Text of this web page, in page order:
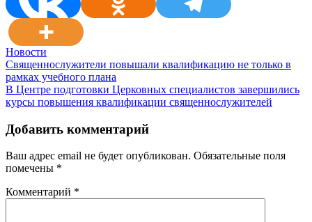
Новости
Навигация
по
записям
Священнослужители повышали квалификацию не только в
рамках учебного плана
В Центре подготовки Церковных специалистов завершились
курсы повышения квалификации священнослужителей
Добавить комментарий
Ваш адрес email не будет опубликован. Обязательные поля
помечены *
Комментарий *